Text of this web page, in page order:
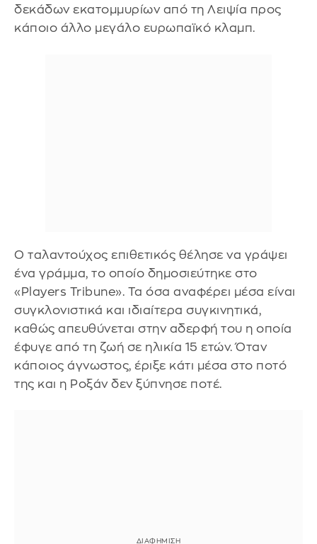
δεκάδων εκατομμυρίων από τη Λειψία προς
κάποιο άλλο μεγάλο ευρωπαϊκό κλαμπ.
Ο ταλαντούχος επιθετικός θέλησε να γράψει
ένα γράμμα, το οποίο δημοσιεύτηκε στο
«Players Tribune». Τα όσα αναφέρει μέσα είναι
συγκλονιστικά και ιδιαίτερα συγκινητικά,
καθώς απευθύνεται στην αδερφή του η οποία
έφυγε από τη ζωή σε ηλικία 15 ετών. Όταν
κάποιος άγνωστος, έριξε κάτι μέσα στο ποτό
της και η Ροξάν δεν ξύπνησε ποτέ.